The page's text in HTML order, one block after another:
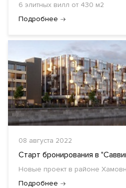
6 элитных вилл от 430 м2
Подробнее
08 августа 2022
Старт бронирования в
Новые проект в районе
Подробнее